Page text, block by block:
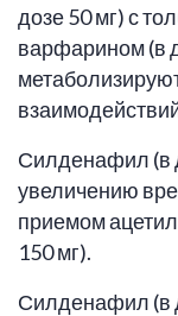
дозе 50 мг) с
варфарином (в
Силденафил (в
увеличению
приемом
150 мг).
Силденафил (в